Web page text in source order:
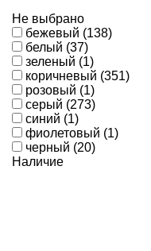
Не выбрано
бежевый (138)
белый (37)
зеленый (1)
коричневый (351)
розовый (1)
серый (273)
синий (1)
фиолетовый (1)
черный (20)
Наличие